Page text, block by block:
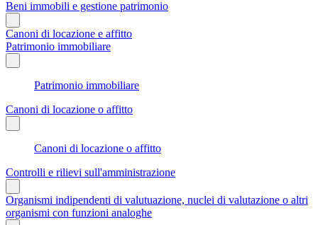
Beni immobili e gestione patrimonio
Canoni di locazione e affitto
Patrimonio immobiliare
Patrimonio immobiliare
Canoni di locazione o affitto
Canoni di locazione o affitto
Controlli e rilievi sull'amministrazione
Organismi indipendenti di valutuazione, nuclei di valutazione o altri
organismi con funzioni analoghe